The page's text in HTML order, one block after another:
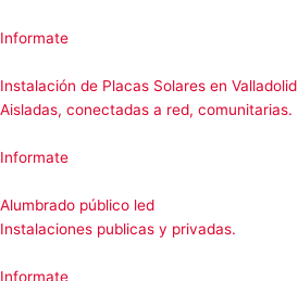
Informate
Instalación de Placas Solares en Valladolid
Aisladas, conectadas a red, comunitarias.
Informate
Alumbrado público led
Instalaciones publicas y privadas.
Informate